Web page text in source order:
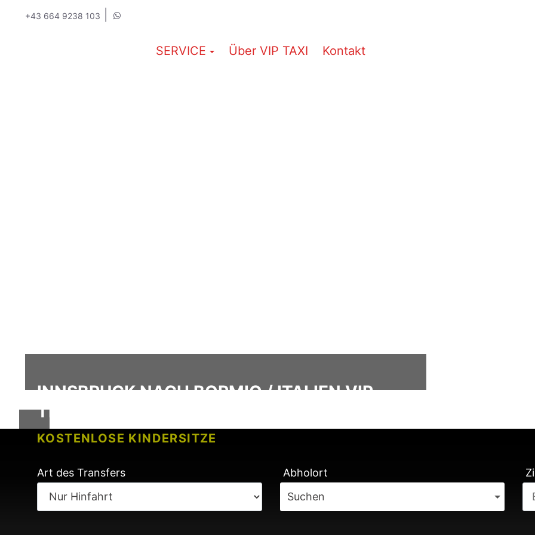
+43 664 9238 103
SERVICE Über VIP TAXI Kontakt
KOSTENLOSE KINDERSITZE
KEINE GEBÜHREN BEI FLUGVERSPÄTUNG
Art des Transfers
Abholort
Suchen
INNSBRUCK NACH BORMIO / ITALIEN VIP
TRANSFER